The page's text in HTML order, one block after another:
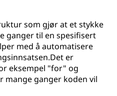
som gjør at et stykke
ganger til en spesifisert
med å automatisere
er
eksempel "for" og
mange ganger koden vil